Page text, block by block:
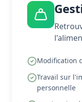
Modification
Travail sur
personnelle